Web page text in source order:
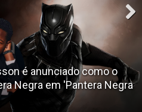
é anunciado como o
Negra em 'Pantera Negra